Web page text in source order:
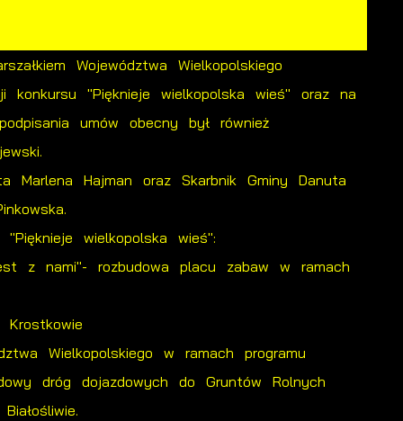
Województwa Wielkopolskiego
konkursu "Pięknieje wielkopolska wieś" oraz na
umów obecny był również
Marlena Hajman oraz Skarbnik Gminy Danuta
wielkopolska wieś":
z nami"- rozbudowa placu zabaw w ramach
Wielkopolskiego w ramach programu
dróg dojazdowych do Gruntów Rolnych